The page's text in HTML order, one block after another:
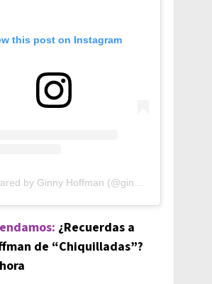
this post on Instagram
A post shared by Ginny Hoffman (@ginnyhoffman_)
¿Recuerdas a
de “Chiquilladas”?